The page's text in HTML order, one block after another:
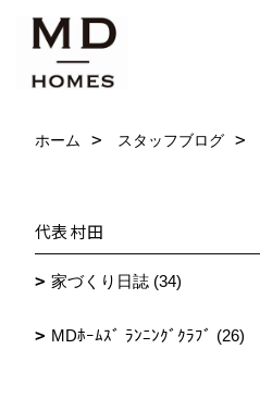
ホーム スタッフブログ
代表 村田
家づくり日誌 (34)
MDﾎｰﾑｽﾞ ﾗﾝﾆﾝｸﾞｸﾗﾌﾞ (26)